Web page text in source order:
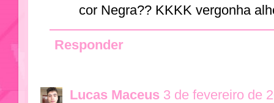
cor Negra?? KKKK vergonha
Responder
Lucas Maceus 3 de fevereiro de